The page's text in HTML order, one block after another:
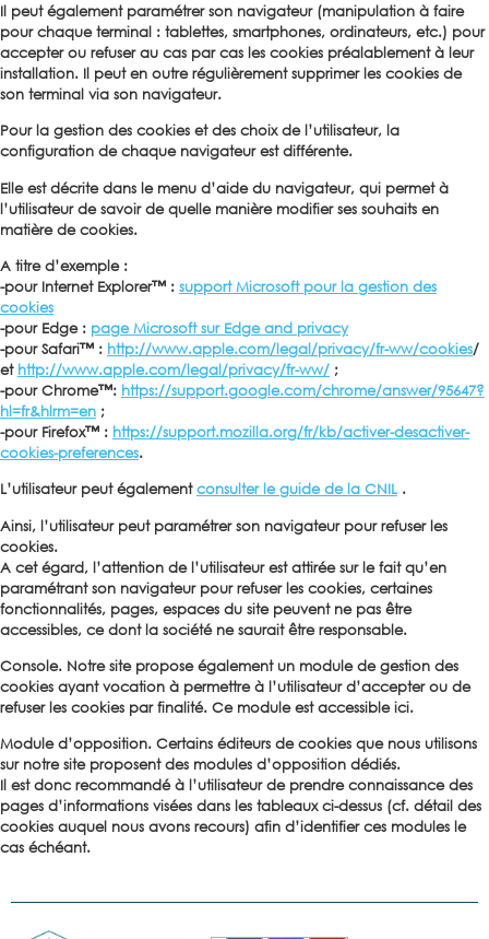
Il peut également paramétrer son navigateur (manipulation à faire
pour chaque terminal : tablettes, smartphones, ordinateurs, etc.) pour
accepter ou refuser au cas par cas les cookies préalablement à leur
installation. Il peut en outre régulièrement supprimer les cookies de
son terminal via son navigateur.
Pour la gestion des cookies et des choix de l’utilisateur, la
configuration de chaque navigateur est différente.
Elle est décrite dans le menu d’aide du navigateur, qui permet à
l’utilisateur de savoir de quelle manière modifier ses souhaits en
matière de cookies.
A titre d’exemple :
-pour Internet Explorer™ : support Microsoft pour la gestion des
cookies
-pour Edge : page Microsoft sur Edge and privacy
-pour Safari™ : http://www.apple.com/legal/privacy/fr-ww/cookies/
et http://www.apple.com/legal/privacy/fr-ww/ ;
-pour Chrome™: https://support.google.com/chrome/answer/95647?
hl=fr&hlrm=en ;
-pour Firefox™ : https://support.mozilla.org/fr/kb/activer-desactiver-
cookies-preferences.
L’utilisateur peut égalementconsulter le guide de la CNIL.
Ainsi, l’utilisateur peut paramétrer son navigateur pour refuser les
cookies.
A cet égard, l’attention de l’utilisateur est attirée sur le fait qu’en
paramétrant son navigateur pour refuser les cookies, certaines
fonctionnalités, pages, espaces du site peuvent ne pas être
accessibles, ce dont la société ne saurait être responsable.
Console. Notre site propose également un module de gestion des
cookies ayant vocation à permettre à l’utilisateur d’accepter ou de
refuser les cookies par finalité. Ce module est accessible ici.
Module d’opposition. Certains éditeurs de cookies que nous utilisons
sur notre site proposent des modules d’opposition dédiés.
Il est donc recommandé à l’utilisateur de prendre connaissance des
pages d’informations visées dans les tableaux ci-dessus (cf. détail des
cookies auquel nous avons recours) afin d’identifier ces modules le
cas échéant.